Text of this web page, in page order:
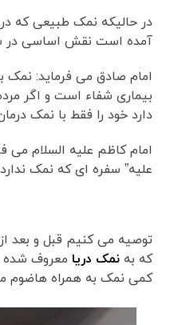
در حالیکه نمک طبیعی که
آمده است نقش اساسی در
امام صادق می فرماید: نمک
بیماری شفاء است و اگر
دارد خود را فقط با نمک
امام کاظم علیه السلام می
علیه” سفره ای که نمک
توصیه می کنیم قبل و بعد
که بهنمک دریا معروف شده
کمی نمک به همراه هاضوم